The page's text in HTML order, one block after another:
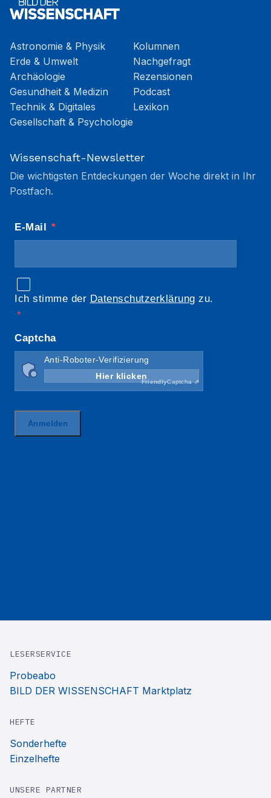
Astronomie & Physik
Erde & Umwelt
Archäologie
Gesundheit & Medizin
Technik & Digitales
Gesellschaft & Psychologie
Kolumnen
Nachgefragt
Rezensionen
Podcast
Lexikon
Wissenschaft-Newsletter
Die wichtigsten Entdeckungen der Woche direkt in Ihr
Postfach.
LESERSERVICE
Probeabo
BILD DER WISSENSCHAFT Marktplatz
HEFTE
Sonderhefte
Einzelhefte
UNSERE PARTNER